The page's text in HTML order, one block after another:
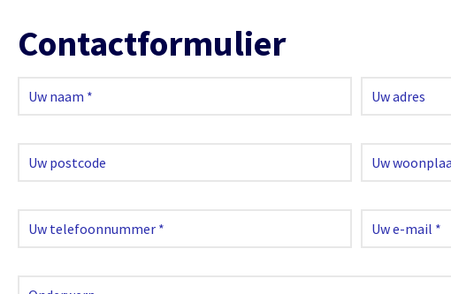
Contactformulier